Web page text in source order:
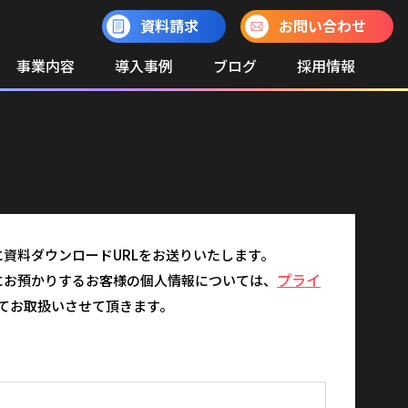
事業内容 導入事例 ブログ 採用情報
資料請求 お問い合わせ
料ダウンロードURLをお送りいたします。
預かりするお客様の個人情報については、 プライ
お取扱いさせて頂きます。